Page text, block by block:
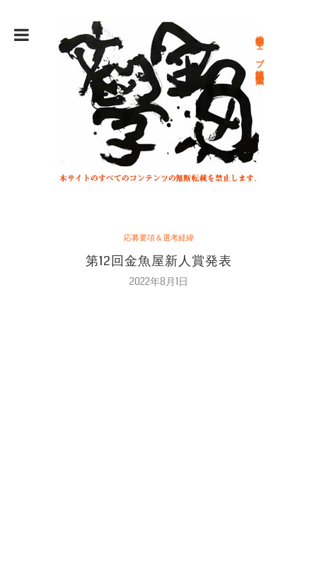
総合文学ウェブ情報誌 文学金魚
応募要項＆選考経緯
第12回金魚屋新人賞発表
2022年8月1日